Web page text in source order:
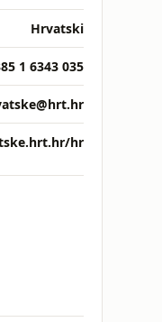
Hrvatski
1 6343 035
hr